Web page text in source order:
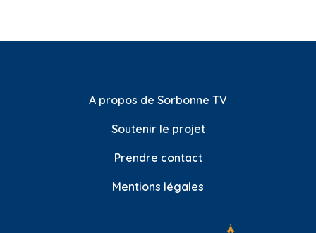
A propos de Sorbonne TV
Soutenir le projet
Prendre contact
Mentions légales